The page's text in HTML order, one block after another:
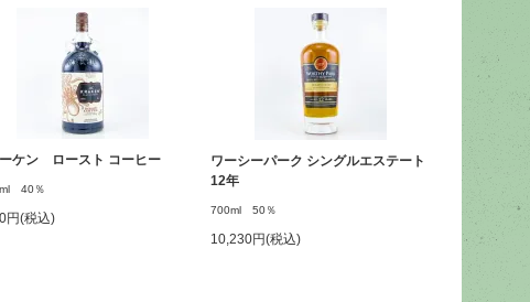
ケン ロースト コーヒー
40％
円(税込)
ワーシーパーク シングルエステート
12年
700ml 50％
10,230円(税込)